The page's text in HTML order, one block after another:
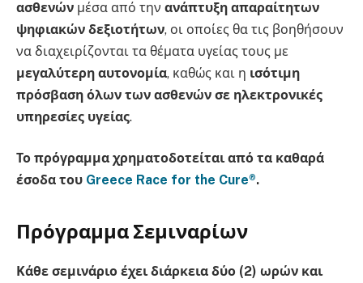
ασθενών μέσα από την ανάπτυξη απαραίτητων
ψηφιακών δεξιοτήτων, οι οποίες θα τις βοηθήσουν
να διαχειρίζονται τα θέματα υγείας τους με
μεγαλύτερη αυτονομία, καθώς και η ισότιμη
πρόσβαση όλων των ασθενών σε ηλεκτρονικές
υπηρεσίες υγείας.
Το πρόγραμμα χρηματοδοτείται από τα καθαρά
έσοδα του Greece Race for the Cure®.
Πρόγραμμα Σεμιναρίων
Κάθε σεμινάριο έχει διάρκεια δύο (2) ωρών και